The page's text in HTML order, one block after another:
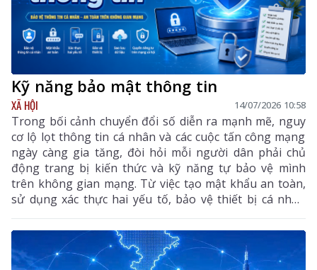
Kỹ năng bảo mật thông tin
XÃ HỘI 14/07/2026 10:58
Trong bối cảnh chuyển đổi số diễn ra mạnh mẽ, nguy
cơ lộ lọt thông tin cá nhân và các cuộc tấn công mạng
ngày càng gia tăng, đòi hỏi mỗi người dân phải chủ
động trang bị kiến thức và kỹ năng tự bảo vệ mình
trên không gian mạng. Từ việc tạo mật khẩu an toàn,
sử dụng xác thực hai yếu tố, bảo vệ thiết bị cá nhân
đến kiểm soát quyền riêng tư trên mạng xã hội,
những kỹ năng bảo mật thông tin cơ bản sẽ góp phần
giảm thiểu rủi ro, bảo vệ dữ liệu cá nhân và xây dựng
môi trường số an toàn, lành mạnh.